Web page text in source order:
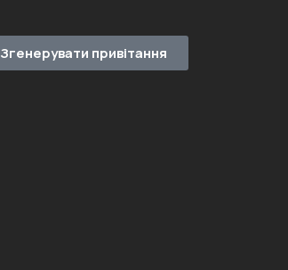
Згенерувати привітання